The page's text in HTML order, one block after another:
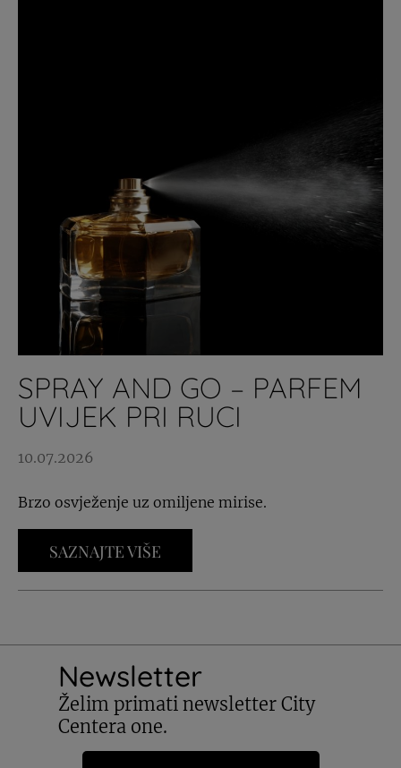
SPRAY AND GO – PARFEM
UVIJEK PRI RUCI
10.07.2026
Brzo osvježenje uz omiljene mirise.
SAZNAJTE VIŠE
Newsletter
Želim primati newsletter City
Centera one.